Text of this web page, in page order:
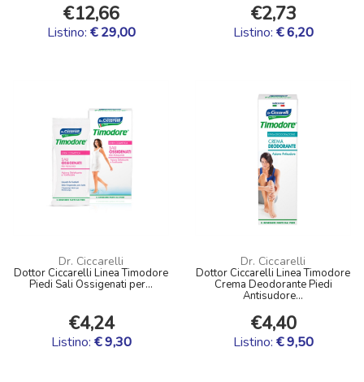
€12,66
Listino: € 29,00
€2,73
Listino: € 6,20
Dr. Ciccarelli
Dottor Ciccarelli Linea Timodore
Piedi Sali Ossigenati per...
€4,24
Listino: € 9,30
Dr. Ciccarelli
Dottor Ciccarelli Linea Timodore
Crema Deodorante Piedi
Antisudore...
€4,40
Listino: € 9,50